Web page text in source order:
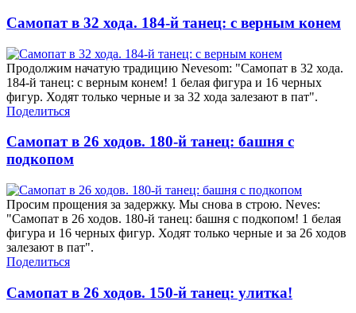
Самопат в 32 хода. 184-й танец: с верным конем
Продолжим начатую традицию Nevesom: "Самопат в 32 хода.
184-й танец: с верным конем! 1 белая фигура и 16 черных
фигур. Ходят только черные и за 32 хода залезают в пат".
Поделиться
Самопат в 26 ходов. 180-й танец: башня с
подкопом
Просим прощения за задержку. Мы снова в строю. Neves:
"Самопат в 26 ходов. 180-й танец: башня с подкопом! 1 белая
фигура и 16 черных фигур. Ходят только черные и за 26 ходов
залезают в пат".
Поделиться
Самопат в 26 ходов. 150-й танец: улитка!